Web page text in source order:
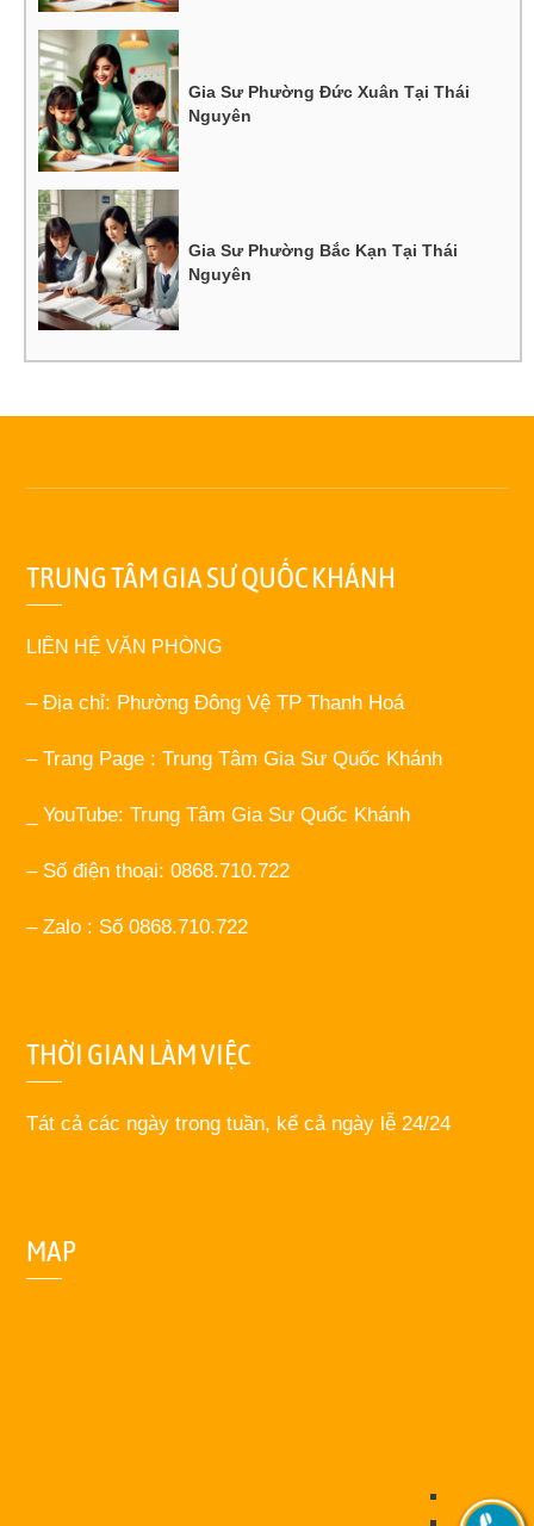
Gia Sư Phường Đức Xuân Tại Thái
Nguyên
Gia Sư Phường Bắc Kạn Tại Thái
Nguyên
TRUNG TÂM GIA SƯ QUỐC KHÁNH
LIÊN HỆ VĂN PHÒNG
– Địa chỉ: Phường Đông Vệ TP Thanh Hoá
– Trang Page : Trung Tâm Gia Sư Quốc Khánh
_ YouTube: Trung Tâm Gia Sư Quốc Khánh
– Số điện thoại: 0868.710.722
– Zalo : Số 0868.710.722
THỜI GIAN LÀM VIỆC
Tát cả các ngày trong tuần, kể cả ngày lễ 24/24
MAP